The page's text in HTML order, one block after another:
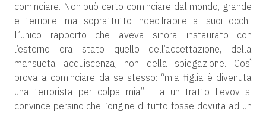
cominciare. Non può certo cominciare dal mondo, grande
e terribile, ma soprattutto indecifrabile ai suoi occhi.
L’unico rapporto che aveva sinora instaurato con
l’esterno era stato quello dell’accettazione, della
mansueta acquiscenza, non della spiegazione. Così
prova a cominciare da se stesso: “mia figlia è divenuta
una terrorista per colpa mia” – a un tratto Levov si
convince persino che l’origine di tutto fosse dovuta ad un